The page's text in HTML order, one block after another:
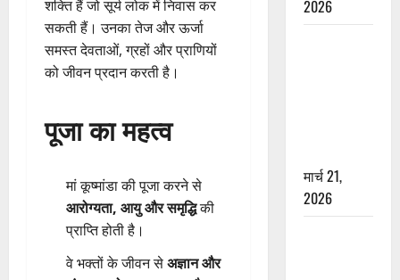
शक्ति हैं जो सूर्य लोक में निवास कर
सकती हैं। उनका तेज और ऊर्जा
समस्त देवताओं, ग्रहों और प्राणियों
को जीवन प्रदान करती है।
पूजा का महत्व
मां कूष्मांडा की पूजा करने से
आरोग्यता, आयु और समृद्धिकी
प्राप्ति होती है।
वे भक्तों के जीवन सेअज्ञान और
2026
मार्च 21,
2026